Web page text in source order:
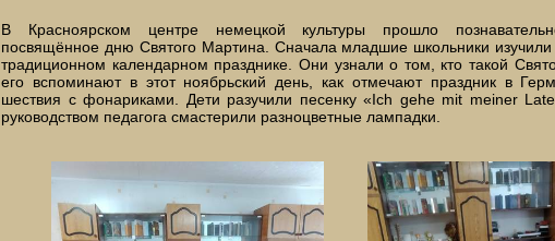
В Красноярском центре немецкой культуры прошло
посвящённое дню Святого Мартина. Сначала младшие школьники
традиционном календарном празднике. Они узнали о том, кто такой
его вспоминают в этот ноябрьский день, как отмечают праздник в
шествия с фонариками. Дети разучили песенку «Ich gehe mit meiner
руководством педагога смастерили разноцветные лампадки.